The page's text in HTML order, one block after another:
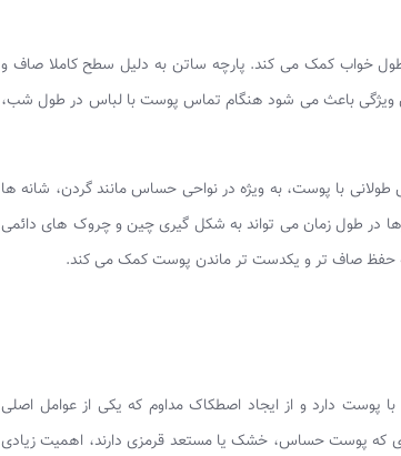
خواب کمک می کند. پارچه ساتن به دلیل سطح کاملا صاف و
ویژگی باعث می‌ شود هنگام تماس پوست با لباس در طول شب،
طولانی با پوست، به‌ ویژه در نواحی حساس مانند گردن، شانه‌ ها
در طول زمان می‌ تواند به شکل‌ گیری چین و چروک‌ های دائمی
حفظ صاف‌ تر و یکدست‌ تر ماندن پوست کمک می‌ کند.
پوست دارد و از ایجاد اصطکاک مداوم که یکی از عوامل اصلی
که پوست حساس، خشک یا مستعد قرمزی دارند، اهمیت زیادی